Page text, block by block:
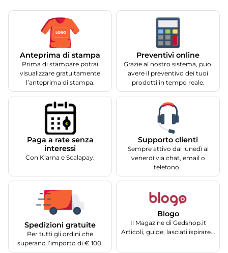
Anteprima di stampa
Prima di stampare potrai
visualizzare gratuitamente
l’anteprima di stampa.
Preventivi online
Grazie al nostro sistema, puoi
avere il preventivo dei tuoi
prodotti in tempo reale.
Paga a rate senza
interessi
Con Klarna e Scalapay.
Supporto clienti
Sempre attivo dal lunedì al
venerdì via chat, email o
telefono.
Spedizioni gratuite
Per tutti gli ordini che
superano l’importo di € 100.
Blogo
Il Magazine di Gedshop.it
Articoli, guide, lasciati ispirare...